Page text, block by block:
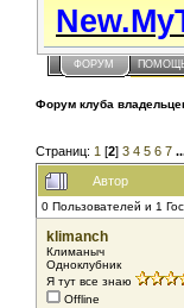
ФОРУМ
Форум клуба
Страниц: 1 [2] 3 4 5 6 7
Автор
0 Пользователей и 1
klimanch
Климаныч
Одноклубник
Я тут все знаю
Offline